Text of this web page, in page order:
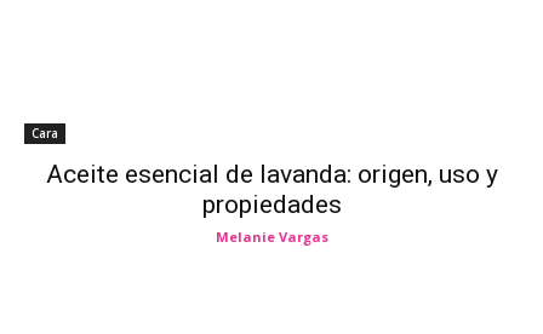
Cara
Aceite esencial de lavanda: origen, uso y
propiedades
Melanie Vargas